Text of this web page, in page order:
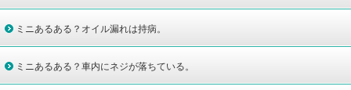
ミニあるある？オイル漏れは持病。
ミニあるある？車内にネジが落ちている。